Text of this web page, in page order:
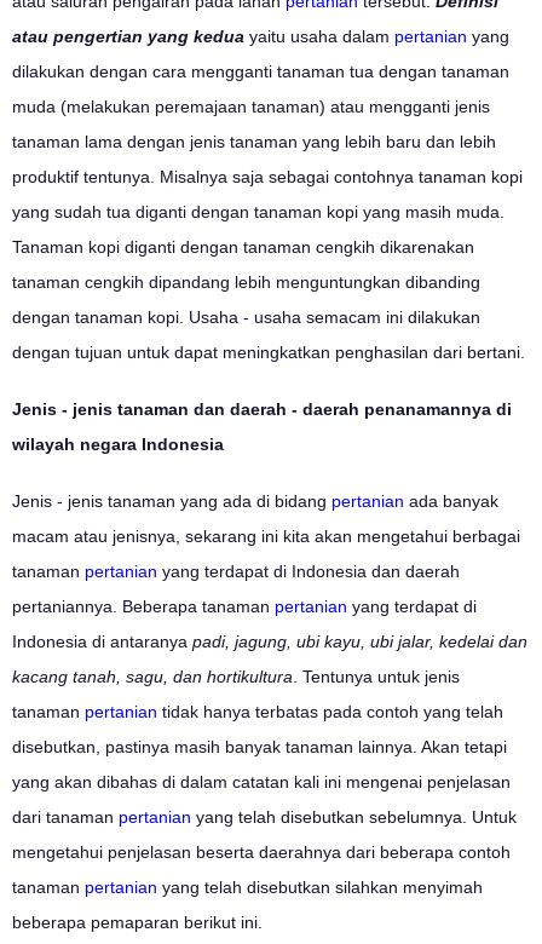
atau pengertian yang kedua yaitu usaha dalam pertanian yang
dilakukan dengan cara mengganti tanaman tua dengan tanaman
muda (melakukan peremajaan tanaman) atau mengganti jenis
tanaman lama dengan jenis tanaman yang lebih baru dan lebih
produktif tentunya. Misalnya saja sebagai contohnya tanaman kopi
yang sudah tua diganti dengan tanaman kopi yang masih muda.
Tanaman kopi diganti dengan tanaman cengkih dikarenakan
tanaman cengkih dipandang lebih menguntungkan dibanding
dengan tanaman kopi. Usaha - usaha semacam ini dilakukan
dengan tujuan untuk dapat meningkatkan penghasilan dari bertani.
Jenis - jenis tanaman dan daerah - daerah penanamannya di
wilayah negara Indonesia
Jenis - jenis tanaman yang ada di bidang pertanian ada banyak
macam atau jenisnya, sekarang ini kita akan mengetahui berbagai
tanaman pertanian yang terdapat di Indonesia dan daerah
pertaniannya. Beberapa tanaman pertanian yang terdapat di
Indonesia di antaranya padi, jagung, ubi kayu, ubi jalar, kedelai dan
kacang tanah, sagu, dan hortikultura . Tentunya untuk jenis
tanaman pertanian tidak hanya terbatas pada contoh yang telah
disebutkan, pastinya masih banyak tanaman lainnya. Akan tetapi
yang akan dibahas di dalam catatan kali ini mengenai penjelasan
dari tanaman pertanian yang telah disebutkan sebelumnya. Untuk
mengetahui penjelasan beserta daerahnya dari beberapa contoh
tanaman pertanian yang telah disebutkan silahkan menyimah
beberapa pemaparan berikut ini.